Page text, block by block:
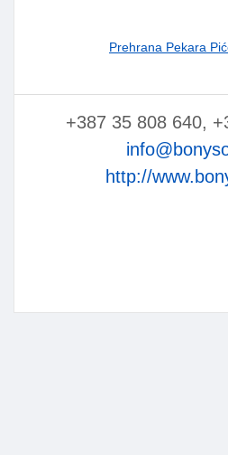
Prehrana Pekara
+387 35 808 640,
http://